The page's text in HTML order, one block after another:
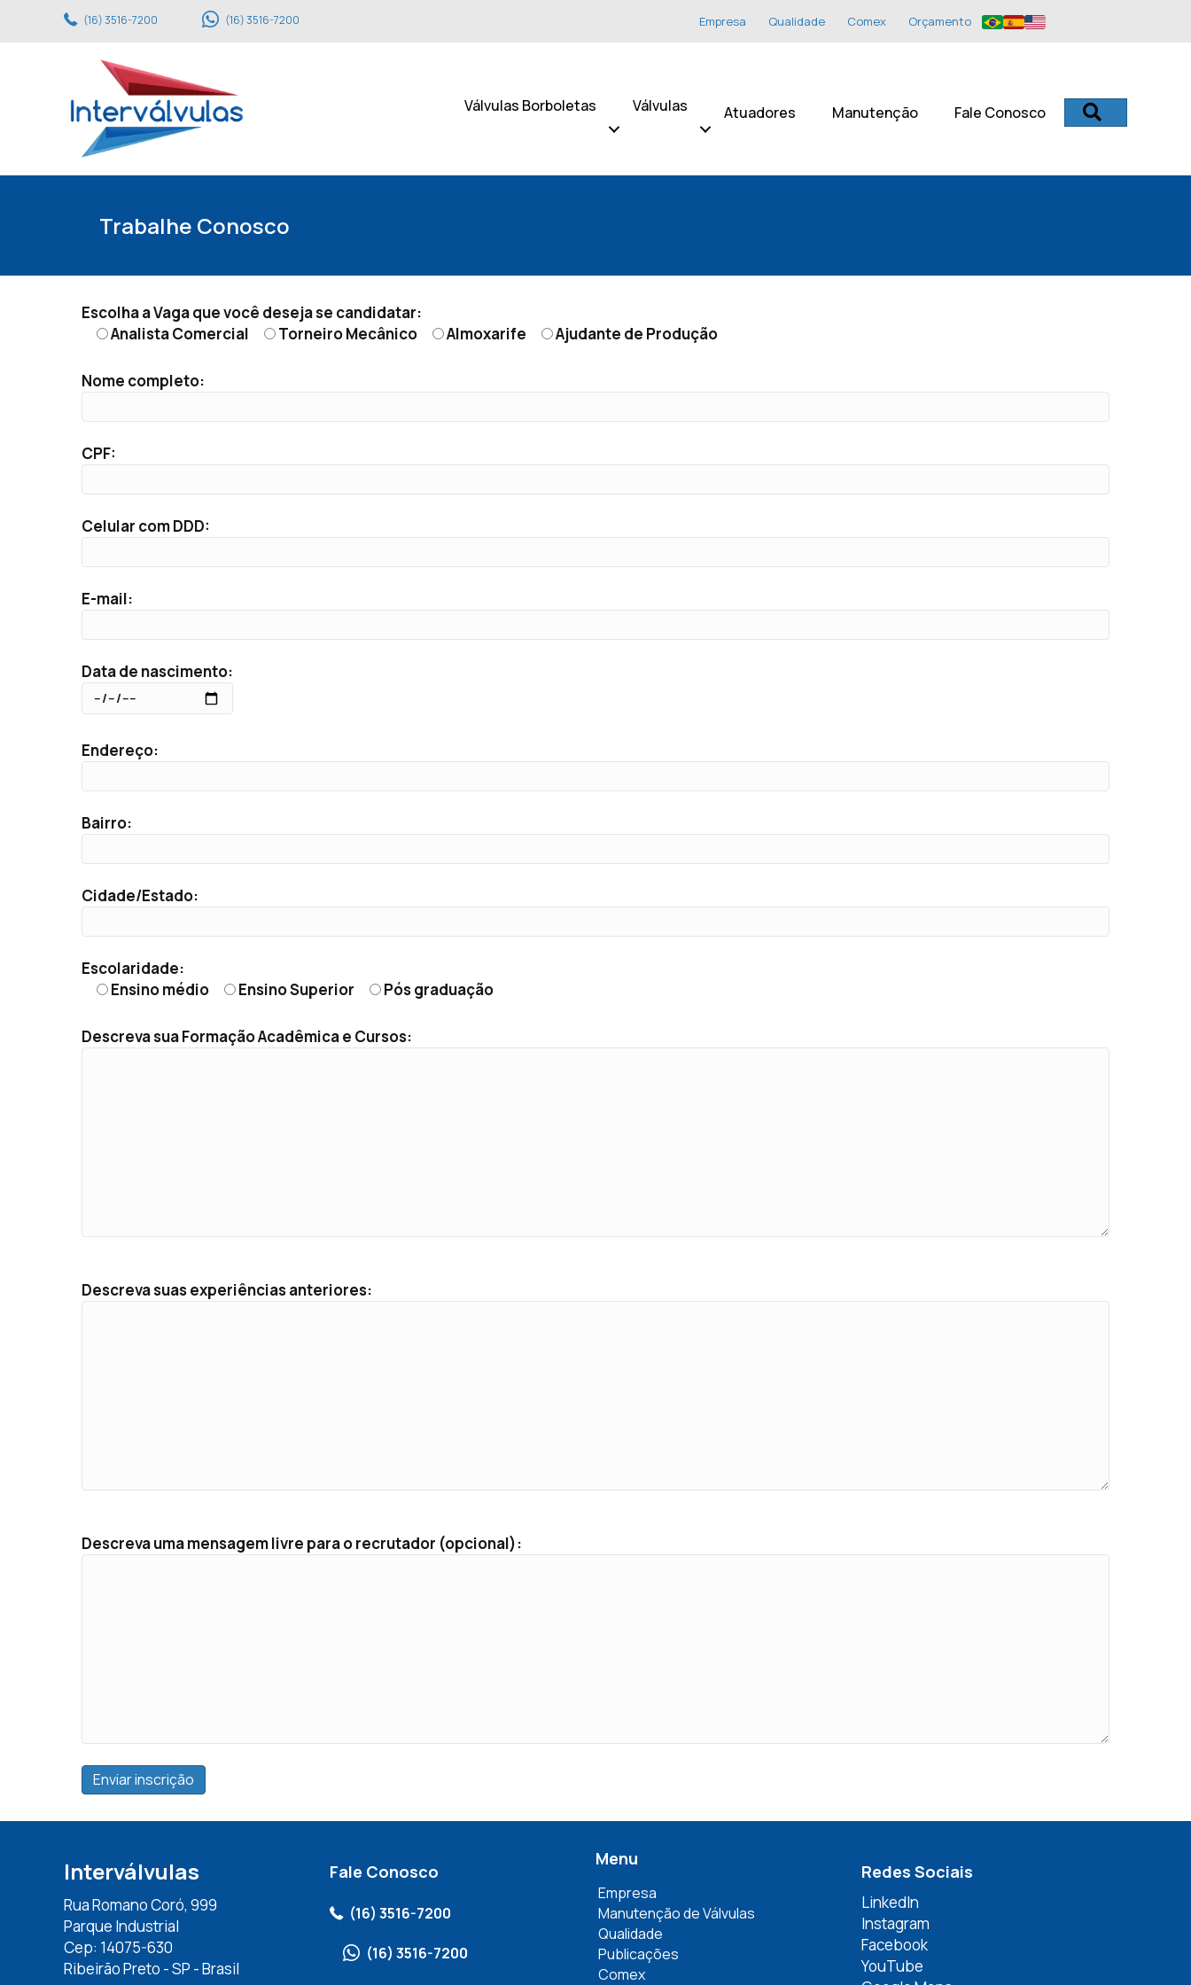
(16) 3516-7200 (16) 3516-7200 Empresa Qualidade Comex Orçamento
Válvulas Borboletas Válvulas Atuadores Manutenção Fale Conosco
Trabalhe Conosco
Escolha a Vaga que você deseja se candidatar:
Analista Comercial
Torneiro Mecânico Almoxarife Ajudante de Produção
Nome completo:
CPF:
Celular com DDD:
E-mail:
Data de nascimento:
Endereço:
Bairro:
Cidade/Estado:
Escolaridade:
Ensino médio
Ensino Superior Pós graduação
Descreva sua Formação Acadêmica e Cursos:
Descreva suas experiências anteriores:
Descreva uma mensagem livre para o recrutador (opcional):
Interválvulas
Rua Romano Coró, 999
Parque Industrial
Cep: 14075-630
Ribeirão Preto - SP - Brasil
Fale Conosco
(16) 3516-7200
(16) 3516-7200
Menu
Empresa
Manutenção de Válvulas
Qualidade
Publicações
Comex
Redes Sociais
LinkedIn
Instagram
Facebook
YouTube